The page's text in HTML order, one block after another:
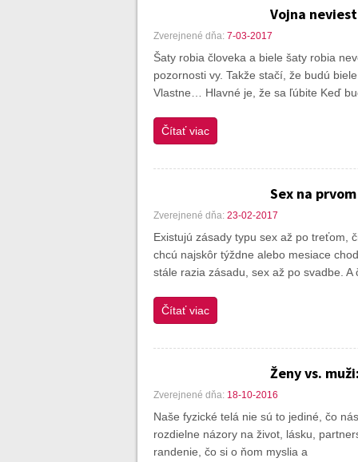
Vojna
Zverejnené dňa: 7-03-2017
Šaty robia človeka a biele šaty robia
pozornosti vy. Takže stačí, že budú
Vlastne… Hlavné je, že sa ľúbite Keď
Čítať viac
Sex na
Zverejnené dňa: 23-02-2017
Existujú zásady typu sex až po treťom,
chcú najskôr týždne alebo mesiace
stále razia zásadu, sex až po svadbe. A
Čítať viac
Ženy vs.
Zverejnené dňa: 18-10-2016
Naše fyzické telá nie sú to jediné, čo
rozdielne názory na život, lásku,
randenie, čo si o ňom myslia a